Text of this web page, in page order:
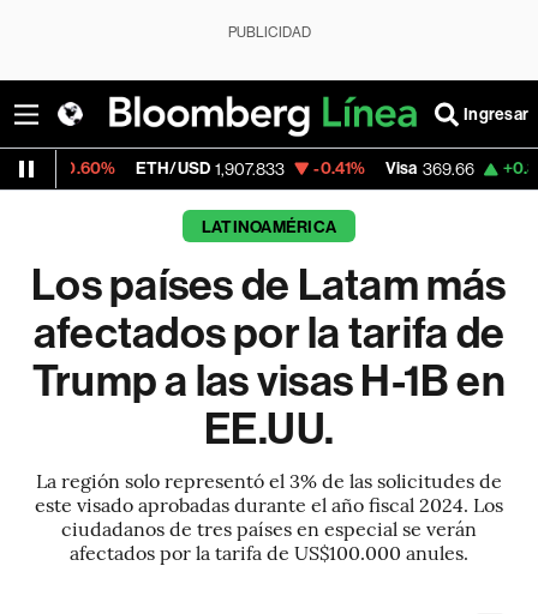
PUBLICIDAD
Ingresar
ETH/USD 1,907.833 -0.41% Visa 369.66 +0.30%
LATINOAMÉRICA
Los países de Latam más
afectados por la tarifa de
Trump a las visas H-1B en
EE.UU.
La región solo representó el 3% de las solicitudes de
este visado aprobadas durante el año fiscal 2024. Los
ciudadanos de tres países en especial se verán
afectados por la tarifa de US$100.000 anules.